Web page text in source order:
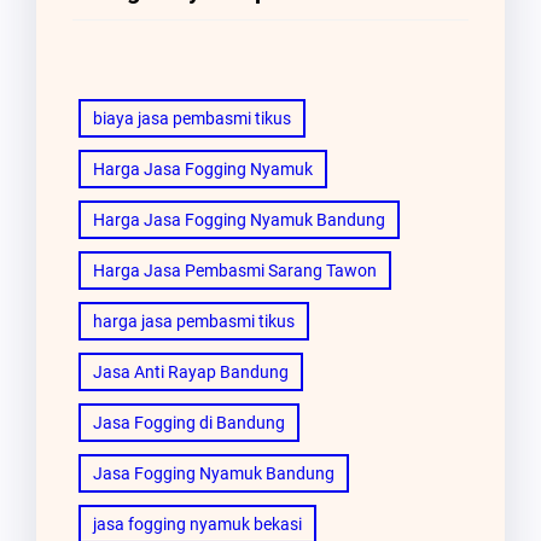
biaya jasa pembasmi tikus
Harga Jasa Fogging Nyamuk
Harga Jasa Fogging Nyamuk Bandung
Harga Jasa Pembasmi Sarang Tawon
harga jasa pembasmi tikus
Jasa Anti Rayap Bandung
Jasa Fogging di Bandung
Jasa Fogging Nyamuk Bandung
jasa fogging nyamuk bekasi